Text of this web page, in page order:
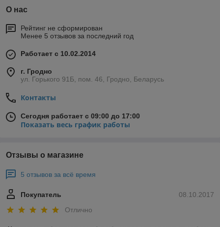
О нас
Рейтинг не сформирован
Менее 5 отзывов за последний год
Работает с 10.02.2014
г. Гродно
ул. Горького 91Б, пом. 46, Гродно, Беларусь
Контакты
Сегодня работает с 09:00 до 17:00
Показать весь график работы
Отзывы о магазине
5 отзывов за всё время
08.10.2017
Покупатель
Отлично